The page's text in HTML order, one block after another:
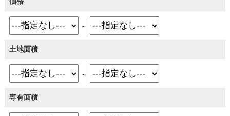
～
土地面積
～
専有面積